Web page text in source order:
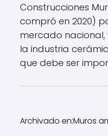
Construcciones
compró en 2020)
mercado
la industria
que debe ser
Archivado en:Muros